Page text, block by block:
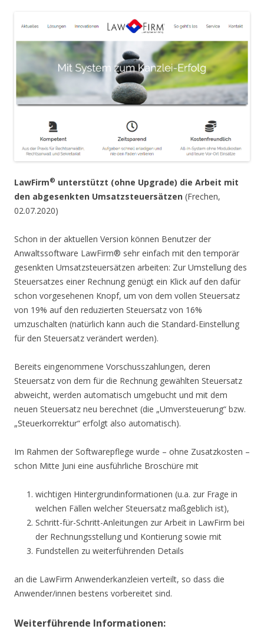
LawFirm® unterstützt (ohne Upgrade) die Arbeit mit
den abgesenkten Umsatzsteuersätzen (Frechen,
02.07.2020)
Schon in der aktuellen Version können Benutzer der
Anwaltssoftware LawFirm® sehr einfach mit den temporär
gesenkten Umsatzsteuersätzen arbeiten: Zur Umstellung des
Steuersatzes einer Rechnung genügt ein Klick auf den dafür
schon vorgesehenen Knopf, um von dem vollen Steuersatz
von 19% auf den reduzierten Steuersatz von 16%
umzuschalten (natürlich kann auch die Standard-Einstellung
für den Steuersatz verändert werden).
Bereits eingenommene Vorschusszahlungen, deren
Steuersatz von dem für die Rechnung gewählten Steuersatz
abweicht, werden automatisch umgebucht und mit dem
neuen Steuersatz neu berechnet (die „Umversteuerung“ bzw.
„Steuerkorrektur“ erfolgt also automatisch).
Im Rahmen der Softwarepflege wurde – ohne Zusatzkosten –
schon Mitte Juni eine ausführliche Broschüre mit
wichtigen Hintergrundinformationen (u.a. zur Frage in
welchen Fällen welcher Steuersatz maßgeblich ist),
Schritt-für-Schritt-Anleitungen zur Arbeit in LawFirm bei
der Rechnungsstellung und Kontierung sowie mit
Fundstellen zu weiterführenden Details
an die LawFirm Anwenderkanzleien verteilt, so dass die
Anwender/innen bestens vorbereitet sind.
Weiterführende Informationen: